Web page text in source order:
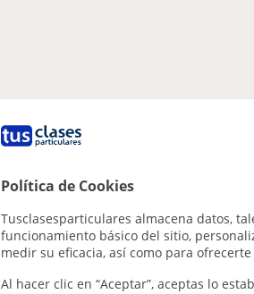
Política de Cookies
Tusclasesparticulares almacena datos,
funcionamiento básico del sitio,
medir su eficacia, así como para
Al hacer clic en “Aceptar”, aceptas lo